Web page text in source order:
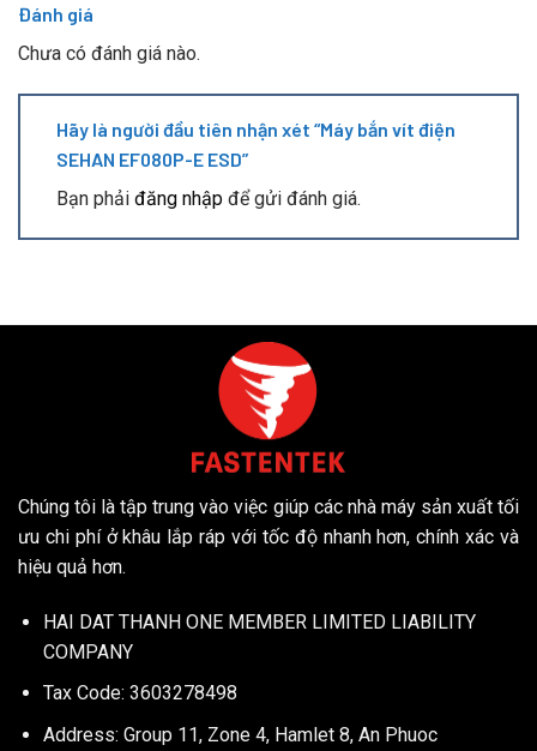
Đánh giá
Chưa có đánh giá nào.
Hãy là người đầu tiên nhận xét “Máy bắn vít điện
SEHAN EF080P-E ESD”
Bạn phải đăng nhập để gửi đánh giá.
Chúng tôi là tập trung vào việc giúp các nhà máy sản xuất tối
ưu chi phí ở khâu lắp ráp với tốc độ nhanh hơn, chính xác và
hiệu quả hơn.
HAI DAT THANH ONE MEMBER LIMITED LIABILITY
COMPANY
Tax Code: 3603278498
Address: Group 11, Zone 4, Hamlet 8, An Phuoc